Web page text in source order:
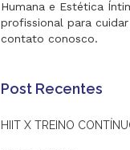
Humana e Estética
profissional para
contato conosco.
Post Recentes
HIIT X TREINO